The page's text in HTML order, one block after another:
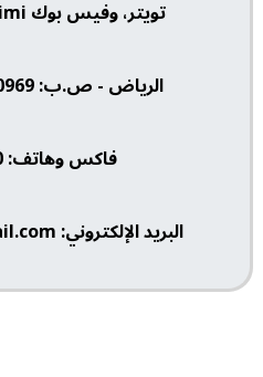
تويتر، وفيس بوك DrsalehAlosaimi@
الرياض - ص.ب: 120969 - الرمز: 11689
فاكس وهاتف: 012414080
البريد الإلكتروني: s555549291@gmail.com